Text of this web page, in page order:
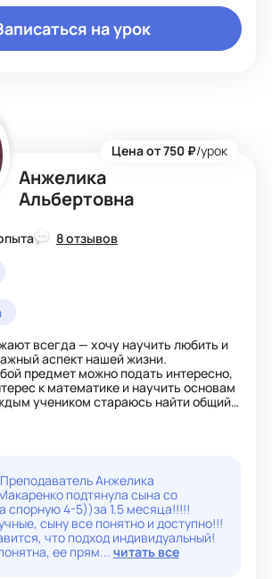
на урок
Анжелика
Альбертовна
Цена от 750 ₽/урок
8 отзывов
всегда — хочу научить любить и
аспект нашей жизни.
предмет можно подать интересно,
к математике и научить основам
учеником стараюсь найти общий
и слабые стороны. Всегда
веду диалог, объясняю
Разбираемся вместе с учеником
вызывают трудности. Буду рада
Анжелика
подтянула сына со
спорную 4-5))за 1.5 месяца!!!!!
сыну все понятно и доступно!!!
что подход индивидуальный!
ее прям... читать все